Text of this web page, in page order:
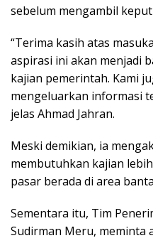
sebelum mengambil
“Terima kasih atas
aspirasi ini akan menjadi
kajian pemerintah. Kami
mengeluarkan informasi
jelas Ahmad Jahran.
Meski demikian, ia
membutuhkan kajian
pasar berada di area
Sementara itu, Tim
Sudirman Meru, meminta